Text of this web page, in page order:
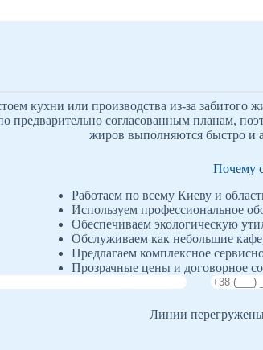
кухни или производства из-за забитого
предварительно согласованным планам,
жиров выполняются быстро и
Почему
Работаем по всему Киеву и
Используем профессиональное
Обеспечиваем экологическую
Обслуживаем как небольшие
Предлагаем комплексное
Прозрачные цены и договорное
Линии